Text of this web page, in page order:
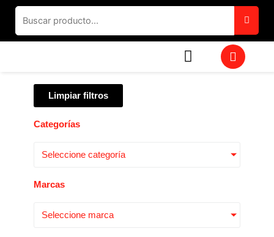
contenido
W
h
Limpiar filtros
Categorías
Seleccione categoría
Marcas
Seleccione marca